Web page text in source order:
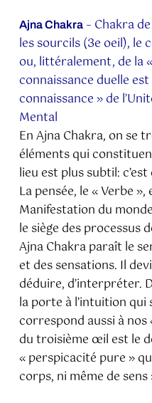
Ajna Chakra– Chakra
les sourcils (3e oeil), le
ou, littéralement, de la
connaissance duelle
connaissance » de
Mental
En Ajna Chakra, on se
éléments qui
lieu est plus subtil:
La pensée, le « Verbe »,
Manifestation du
le siège des processus
Ajna Chakra paraît le
et des sensations. Il
déduire, d’interpréter.
la porte à l’intuition qui
correspond aussi à nos
du troisième œil est le
« perspicacité pure »
corps, ni même de sens